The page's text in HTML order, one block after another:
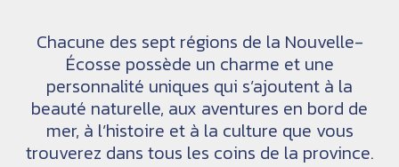
Chacune des sept régions de la Nouvelle-
Écosse possède un charme et une
personnalité uniques qui s’ajoutent à la
beauté naturelle, aux aventures en bord de
mer, à l’histoire et à la culture que vous
trouverez dans tous les coins de la province.